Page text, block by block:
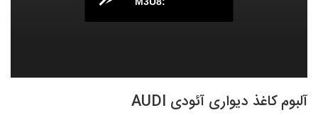
آلبوم کاغذ دیواری آئودی AUDI